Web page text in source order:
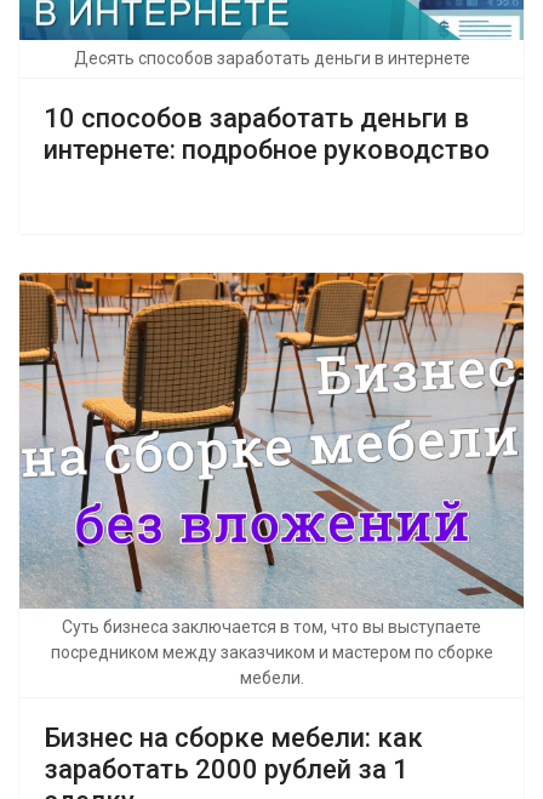
Десять способов заработать деньги в интернете
10 способов заработать деньги в
интернете: подробное руководство
Суть бизнеса заключается в том, что вы выступаете
посредником между заказчиком и мастером по сборке
мебели.
Бизнес на сборке мебели: как
заработать 2000 рублей за 1